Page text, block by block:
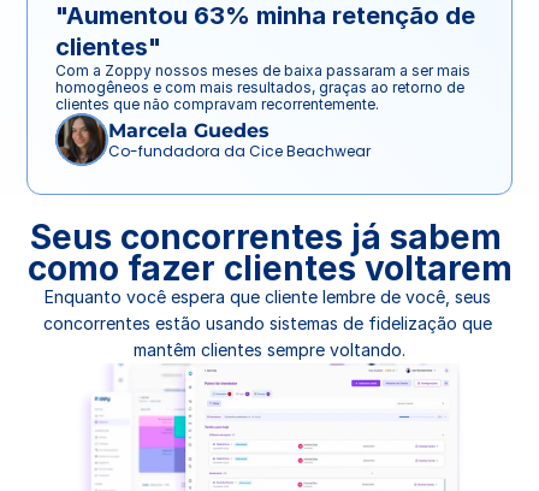
"Aumentou 63% minha retenção de
clientes"
Com a Zoppy nossos meses de baixa passaram a ser mais
homogêneos e com mais resultados, graças ao retorno de
clientes que não compravam recorrentemente.
Marcela Guedes
Co-fundadora da Cice Beachwear
Seus concorrentes já sabem
como fazer clientes voltarem
Enquanto você espera que cliente lembre de você, seus
concorrentes estão usando sistemas de fidelização que
mantêm clientes sempre voltando.